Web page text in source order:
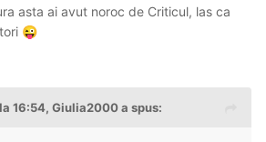
asta ai avut noroc de Criticul, las ca
😜
16:54, Giulia2000a spus: